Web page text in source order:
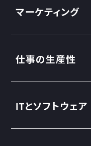
マーケティング
仕事の生産性
ITとソフトウェア